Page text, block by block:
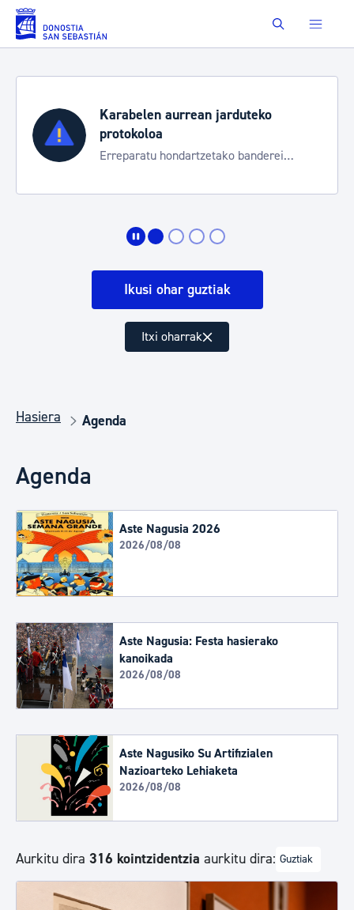
Eduki nagusira joan Buscar
Aste Nagusia 2026
Trafiko mozketak eta garraio zerbitzu
bereziak
Ikusi ohar guztiak
Itxi oharrak
Hasiera Agenda
Agenda
Aste Nagusia 2026
2026/08/08
Aste Nagusia: Festa hasierako
kanoikada
2026/08/08
Aste Nagusiko Su Artifizialen
Nazioarteko Lehiaketa
2026/08/08
Aurkitu dira 316 kointzidentzia aurkitu dira: Guztiak